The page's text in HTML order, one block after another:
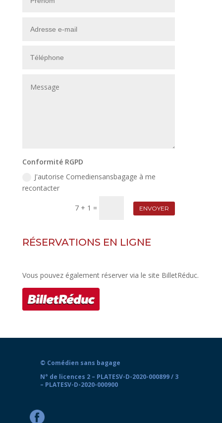
Conformité RGPD
J'autorise Comediensansbagage à me
recontacter
7 + 1 = ENVOYER
RÉSERVATIONS EN LIGNE
Vous pouvez également réserver via le site BilletRéduc.
© Comédien sans bagage
N° de licences 2 – PLATESV-D-2020-000899 / 3
– PLATESV-D-2020-000900